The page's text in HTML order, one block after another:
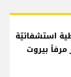
استشفائيّة
بيروت